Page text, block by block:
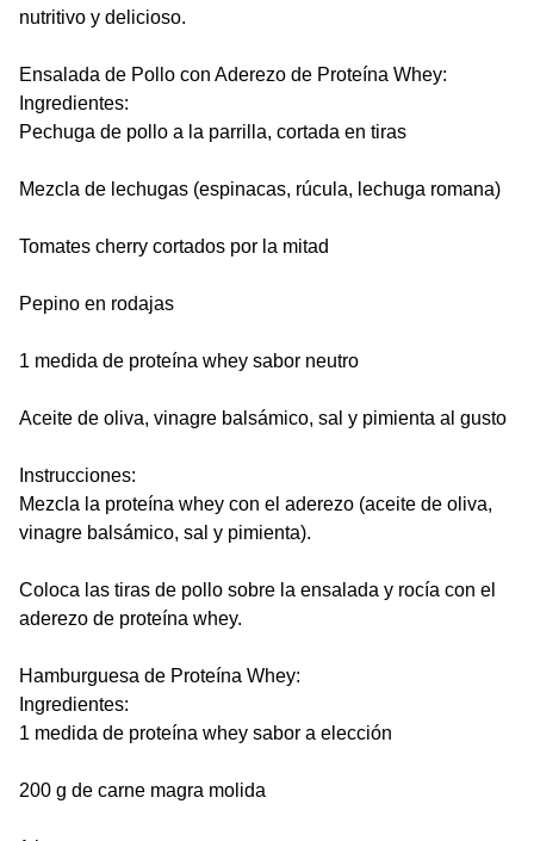
nutritivo y delicioso.
Ensalada de Pollo con Aderezo de Proteína Whey:
Ingredientes:
Pechuga de pollo a la parrilla, cortada en tiras
Mezcla de lechugas (espinacas, rúcula, lechuga romana)
Tomates cherry cortados por la mitad
Pepino en rodajas
1 medida de proteína whey sabor neutro
Aceite de oliva, vinagre balsámico, sal y pimienta al gusto
Instrucciones:
Mezcla la proteína whey con el aderezo (aceite de oliva,
vinagre balsámico, sal y pimienta).
Coloca las tiras de pollo sobre la ensalada y rocía con el
aderezo de proteína whey.
Hamburguesa de Proteína Whey:
Ingredientes:
1 medida de proteína whey sabor a elección
200 g de carne magra molida